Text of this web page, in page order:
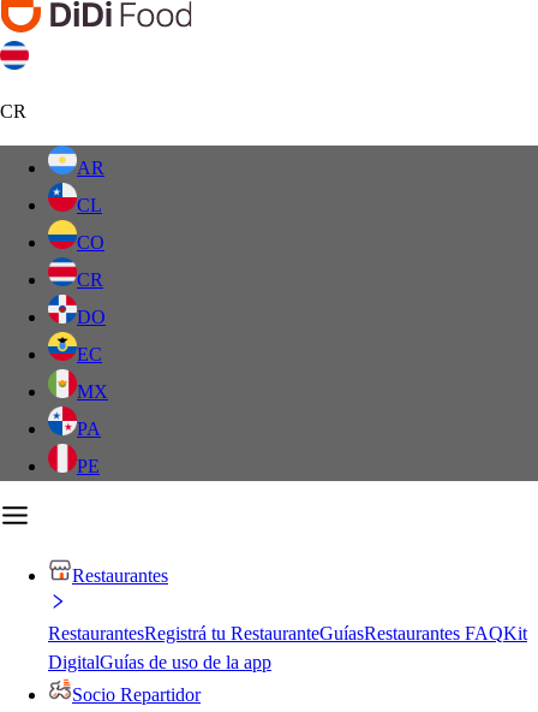
CR
AR
CL
CO
CR
DO
EC
MX
PA
PE
Restaurantes
RestaurantesRegistrá tu RestauranteGuíasRestaurantes FAQKit
DigitalGuías de uso de la app
Socio Repartidor